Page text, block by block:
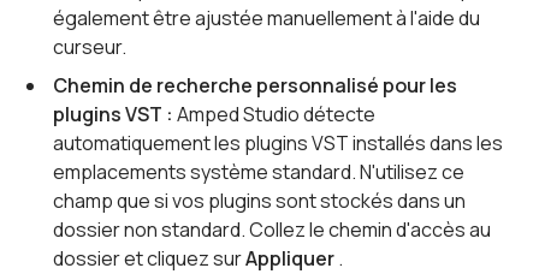
également être ajustée manuellement à l'aide du
curseur.
Chemin de recherche personnalisé pour les
plugins VST : Amped Studio détecte
automatiquement les plugins VST installés dans les
emplacements système standard. N'utilisez ce
champ que si vos plugins sont stockés dans un
dossier non standard. Collez le chemin d'accès au
dossier et cliquez surAppliquer.